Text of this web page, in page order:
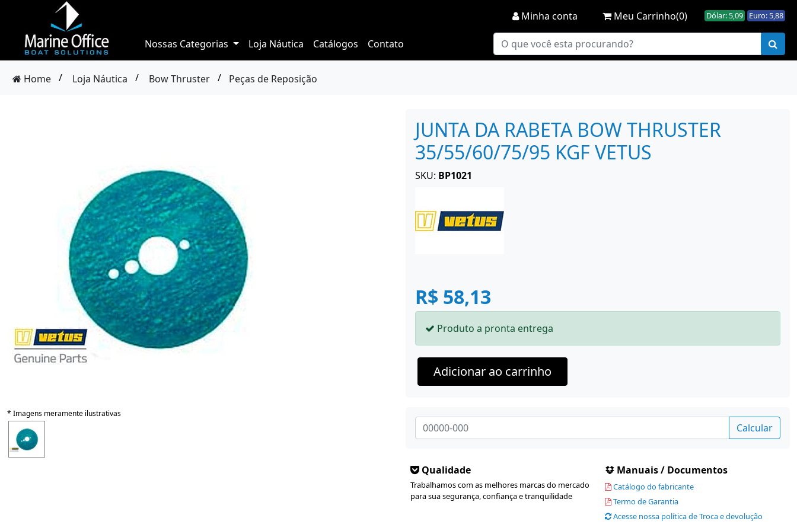
Minha conta Meu Carrinho(0) Dólar: 5,09 Euro: 5,88
Nossas Categorias Loja Náutica Catálogos Contato
Home / Loja Náutica / Bow Thruster / Peças de Reposição
* Imagens meramente ilustrativas
JUNTA DA RABETA BOW THRUSTER
35/55/60/75/95 KGF VETUS
SKU: BP1021
R$ 58,13
Produto a pronta entrega
Adicionar ao carrinho
Calcular
Qualidade
Trabalhamos com as melhores marcas do mercado
para sua segurança, confiança e tranquilidade
Manuais / Documentos
Catálogo do fabricante
Termo de Garantia
Acesse nossa política de Troca e devolução